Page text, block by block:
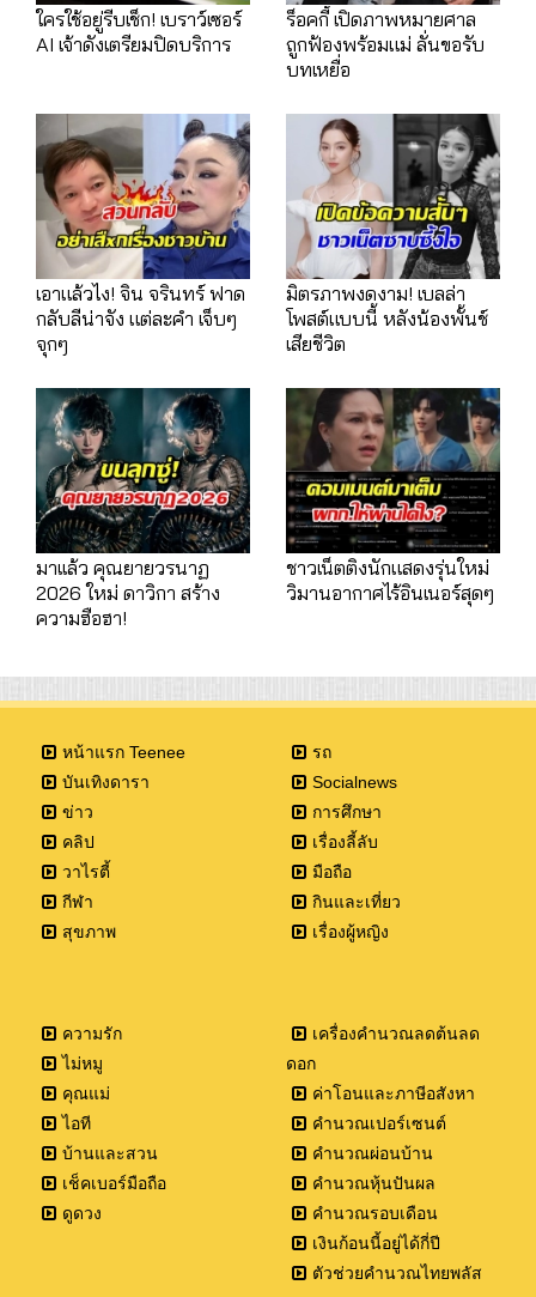
ใครใช้อยู่รีบเช็ก! เบราว์เซอร์
AI เจ้าดังเตรียมปิดบริการ
ร็อคกี้ เปิดภาพหมายศาล
ถูกฟ้องพร้อมแม่ ลั่นขอรับ
บทเหยื่อ
เอาแล้วไง! จิน จรินทร์ ฟาด
กลับลีน่าจัง แต่ละคำ เจ็บๆ
จุกๆ
มิตรภาพงดงาม! เบลล่า
โพสต์แบบนี้ หลังน้องพั้นช์
เสียชีวิต
มาเเล้ว คุณยายวรนาฏ
2026 ใหม่ ดาวิกา สร้าง
ความฮือฮา!
ชาวเน็ตติงนักแสดงรุ่นใหม่
วิมานอากาศไร้อินเนอร์สุดๆ
หน้าแรก Teenee
บันเทิงดารา
ข่าว
คลิป
วาไรตี้
กีฬา
สุขภาพ
รถ
Socialnews
การศึกษา
เรื่องลี้ลับ
มือถือ
กินและเที่ยว
เรื่องผู้หญิง
ความรัก
ไม่หมู
คุณแม่
ไอที
บ้านและสวน
เช็คเบอร์มือถือ
ดูดวง
เครื่องคำนวณลดต้นลด
ดอก
ค่าโอนและภาษีอสังหา
คำนวณเปอร์เซนต์
คำนวณผ่อนบ้าน
คำนวณหุ้นปันผล
คำนวณรอบเดือน
เงินก้อนนี้อยู่ได้กี่ปี
ตัวช่วยคำนวณไทยพลัส